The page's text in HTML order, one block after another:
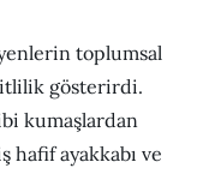
toplumsal
gösterirdi.
kumaşlardan
hafif ayakkabı ve